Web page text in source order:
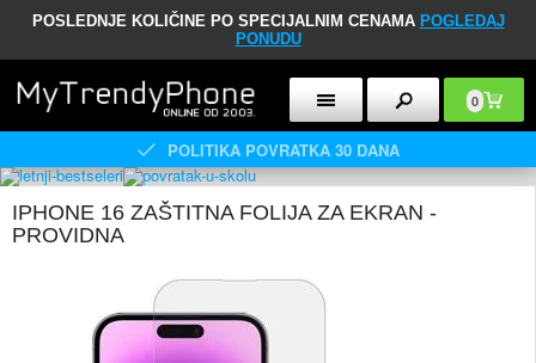
POSLEDNJE KOLIČINE PO SPECIJALNIM CENAMA POGLEDAJ
PONUDU
0
POLITIKA POVRATKA 30 DANA
IPHONE 16 ZAŠTITNA FOLIJA ZA EKRAN -
PROVIDNA